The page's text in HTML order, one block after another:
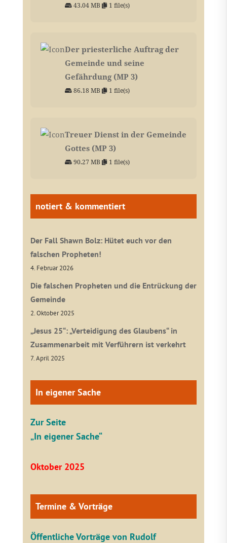
43.04 MB 1 file(s)
Der priesterliche Auftrag der
Gemeinde und seine
Gefährdung (MP 3)
86.18 MB 1 file(s)
Treuer Dienst in der Gemeinde
Gottes (MP 3)
90.27 MB 1 file(s)
notiert & kommentiert
Der Fall Shawn Bolz: Hütet euch vor den
falschen Propheten!
4. Februar 2026
Die falschen Propheten und die Entrückung der
Gemeinde
2. Oktober 2025
„Jesus 25“: „Verteidigung des Glaubens“ in
Zusammenarbeit mit Verführern ist verkehrt
7. April 2025
In eigener Sache
Zur Seite
„In eigener Sache“
Oktober 2025
Termine & Vorträge
Öffentliche Vorträge von Rudolf